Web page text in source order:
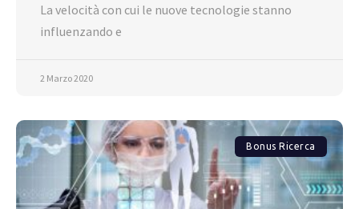
La velocità con cui le nuove tecnologie stanno
influenzando e
2 Marzo 2020
Bonus Ricerca